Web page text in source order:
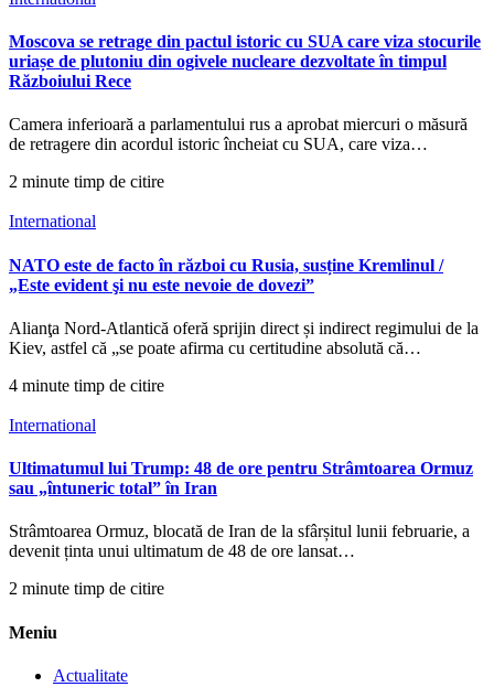
Moscova se retrage din pactul istoric cu SUA care viza stocurile
uriașe de plutoniu din ogivele nucleare dezvoltate în timpul
Războiului Rece
Camera inferioară a parlamentului rus a aprobat miercuri o măsură
de retragere din acordul istoric încheiat cu SUA, care viza…
2 minute timp de citire
International
NATO este de facto în război cu Rusia, susține Kremlinul /
„Este evident şi nu este nevoie de dovezi”
Alianţa Nord-Atlantică oferă sprijin direct și indirect regimului de la
Kiev, astfel că „se poate afirma cu certitudine absolută că…
4 minute timp de citire
International
Ultimatumul lui Trump: 48 de ore pentru Strâmtoarea Ormuz
sau „întuneric total” în Iran
Strâmtoarea Ormuz, blocată de Iran de la sfârșitul lunii februarie, a
devenit ținta unui ultimatum de 48 de ore lansat…
2 minute timp de citire
Meniu
Actualitate